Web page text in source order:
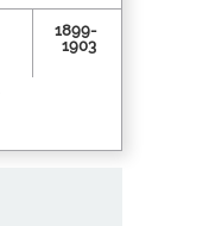
1899-
1903